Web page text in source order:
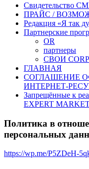
Свидетельство
ПРАЙС /
Редакция «Я так
Партнерские
OR
партнеры
СВОИ
ГЛАВНАЯ
СОГЛАШЕНИЕ
ИНТЕРНЕТ-
Запрещённые к
EXPERT
Политика в
персональных
https://wp.me/P5ZDeH-